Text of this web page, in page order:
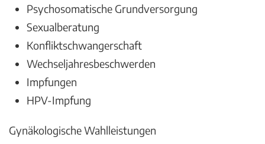
Psychosomatische Grundversorgung
Sexualberatung
Konfliktschwangerschaft
Wechseljahresbeschwerden
Impfungen
HPV-Impfung
Gynäkologische Wahlleistungen